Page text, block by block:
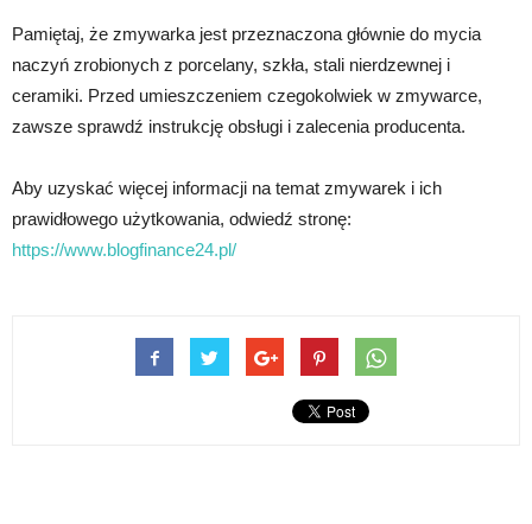
Pamiętaj, że zmywarka jest przeznaczona głównie do mycia
naczyń zrobionych z porcelany, szkła, stali nierdzewnej i
ceramiki. Przed umieszczeniem czegokolwiek w zmywarce,
zawsze sprawdź instrukcję obsługi i zalecenia producenta.
Aby uzyskać więcej informacji na temat zmywarek i ich
prawidłowego użytkowania, odwiedź stronę:
https://www.blogfinance24.pl/